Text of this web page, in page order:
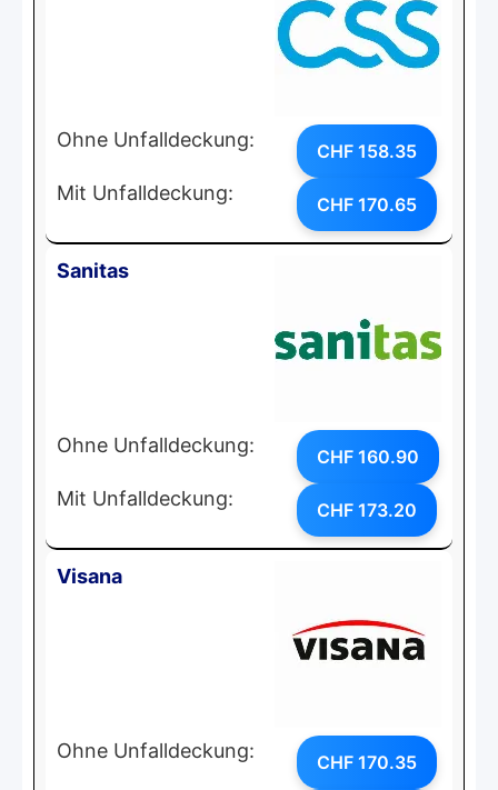
Ohne Unfalldeckung: CHF 158.35
Mit Unfalldeckung: CHF 170.65
Sanitas
Ohne Unfalldeckung: CHF 160.90
Mit Unfalldeckung: CHF 173.20
Visana
Ohne Unfalldeckung: CHF 170.35